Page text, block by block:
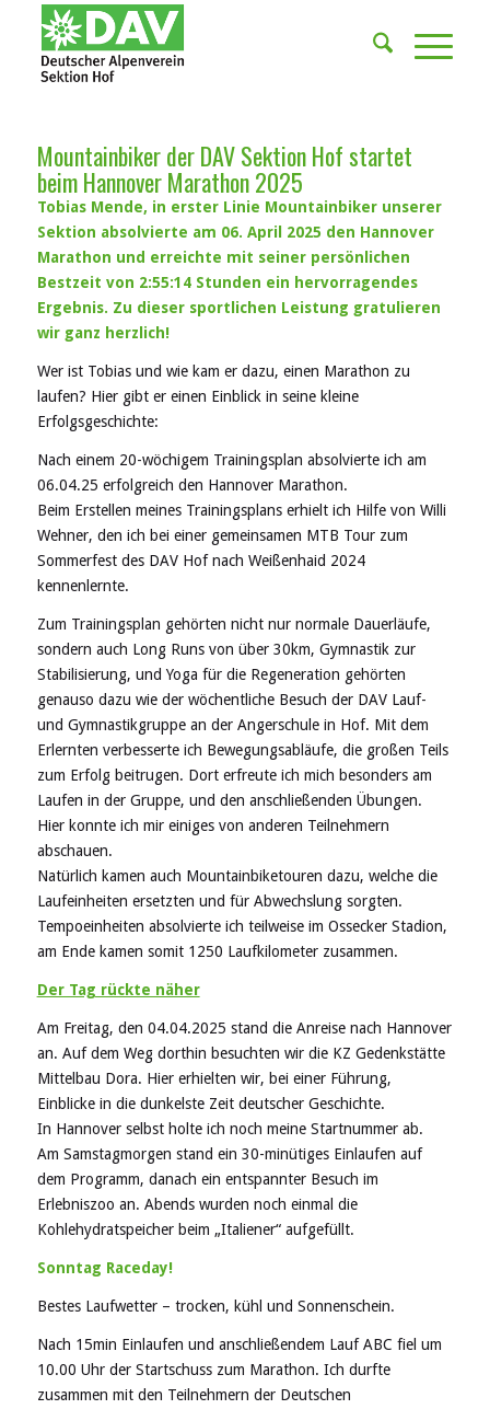
Mountainbiker der DAV Sektion Hof startet
beim Hannover Marathon 2025
Tobias Mende, in erster Linie Mountainbiker unserer
Sektion absolvierte am 06. April 2025 den Hannover
Marathon und erreichte mit seiner persönlichen
Bestzeit von 2:55:14 Stunden ein hervorragendes
Ergebnis. Zu dieser sportlichen Leistung gratulieren
wir ganz herzlich!
Wer ist Tobias und wie kam er dazu, einen Marathon zu
laufen? Hier gibt er einen Einblick in seine kleine
Erfolgsgeschichte:
Nach einem 20-wöchigem Trainingsplan absolvierte ich am
06.04.25 erfolgreich den Hannover Marathon.
Beim Erstellen meines Trainingsplans erhielt ich Hilfe von Willi
Wehner, den ich bei einer gemeinsamen MTB Tour zum
Sommerfest des DAV Hof nach Weißenhaid 2024
kennenlernte.
Zum Trainingsplan gehörten nicht nur normale Dauerläufe,
sondern auch Long Runs von über 30km, Gymnastik zur
Stabilisierung, und Yoga für die Regeneration gehörten
genauso dazu wie der wöchentliche Besuch der DAV Lauf-
und Gymnastikgruppe an der Angerschule in Hof. Mit dem
Erlernten verbesserte ich Bewegungsabläufe, die großen Teils
zum Erfolg beitrugen. Dort erfreute ich mich besonders am
Laufen in der Gruppe, und den anschließenden Übungen.
Hier konnte ich mir einiges von anderen Teilnehmern
abschauen.
Natürlich kamen auch Mountainbiketouren dazu, welche die
Laufeinheiten ersetzten und für Abwechslung sorgten.
Tempoeinheiten absolvierte ich teilweise im Ossecker Stadion,
am Ende kamen somit 1250 Laufkilometer zusammen.
Der Tag rückte näher
Am Freitag, den 04.04.2025 stand die Anreise nach Hannover
an. Auf dem Weg dorthin besuchten wir die KZ Gedenkstätte
Mittelbau Dora. Hier erhielten wir, bei einer Führung,
Einblicke in die dunkelste Zeit deutscher Geschichte.
In Hannover selbst holte ich noch meine Startnummer ab.
Am Samstagmorgen stand ein 30-minütiges Einlaufen auf
dem Programm, danach ein entspannter Besuch im
Erlebniszoo an. Abends wurden noch einmal die
Kohlehydratspeicher beim „Italiener“ aufgefüllt.
Sonntag Raceday!
Bestes Laufwetter – trocken, kühl und Sonnenschein.
Nach 15min Einlaufen und anschließendem Lauf ABC fiel um
10.00 Uhr der Startschuss zum Marathon. Ich durfte
zusammen mit den Teilnehmern der Deutschen